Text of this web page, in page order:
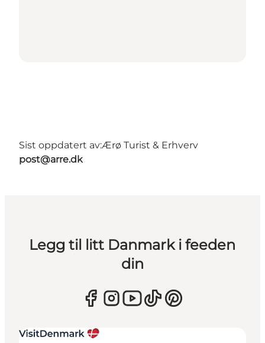
Sist oppdatert av:Ærø Turist & Erhverv
post@arre.dk
Legg til litt Danmark i feeden
din